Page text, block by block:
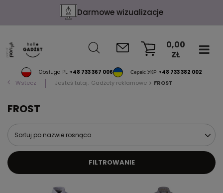
Darmowe wizualizacje
Obsługa PL +48 733 367 006 Сервіс УКР +48 733 382 002
0,00
ZŁ
Wstecz Jesteś tutaj: Gadżety reklamowe FROST
FROST
Sortuj po nazwie rosnąco
FILTROWANIE